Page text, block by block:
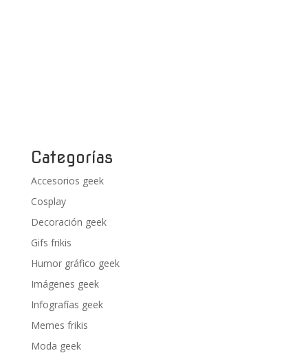
Categorías
Accesorios geek
Cosplay
Decoración geek
Gifs frikis
Humor gráfico geek
Imágenes geek
Infografías geek
Memes frikis
Moda geek